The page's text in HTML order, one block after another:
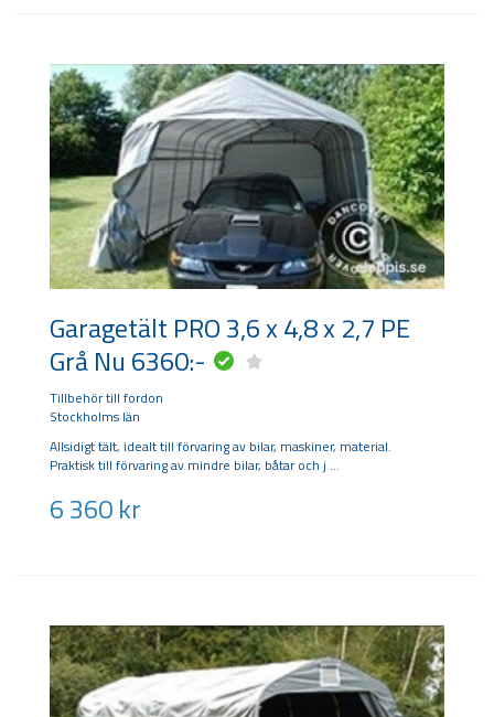
Garagetält PRO 3,6 x 4,8 x 2,7 PE
Grå Nu 6360:-
Tillbehör till fordon
Stockholms län
Allsidigt tält, idealt till förvaring av bilar, maskiner, material.
Praktisk till förvaring av mindre bilar, båtar och j
6 360kr